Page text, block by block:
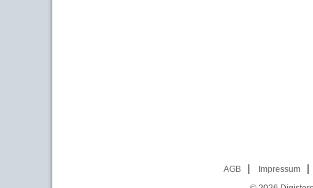
AGB
Impressum